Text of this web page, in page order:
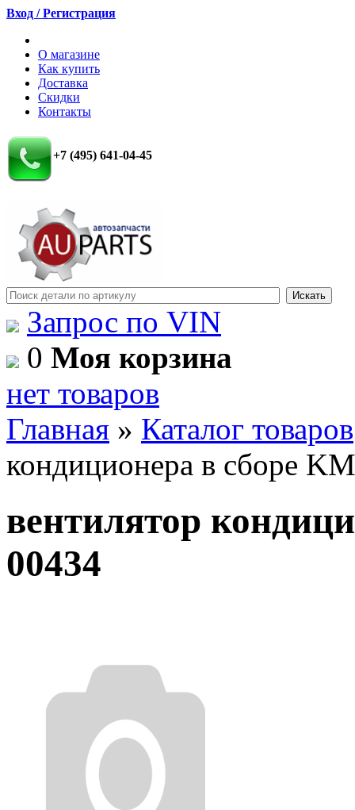
Вход / Регистрация
О магазине
Как купить
Доставка
Скидки
Контакты
+7 (495) 641-04-45
Запрос по VIN
0 Моя корзина
нет товаров
Главная » Каталог товаров
кондиционера в сборе
вентилятор
00434